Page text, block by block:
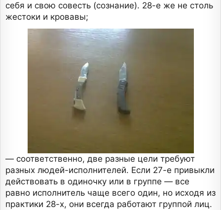
себя и свою совесть (сознание). 28-е же не столь
жестоки и кровавы;
— соответственно, две разные цели требуют
разных людей-исполнителей. Если 27-е привыкли
действовать в одиночку или в группе — все
равно исполнитель чаще всего один, но исходя из
практики 28-х, они всегда работают группой лиц.